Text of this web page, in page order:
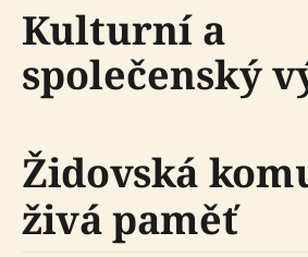
Kulturní a
společenský
Židovská
živá paměť